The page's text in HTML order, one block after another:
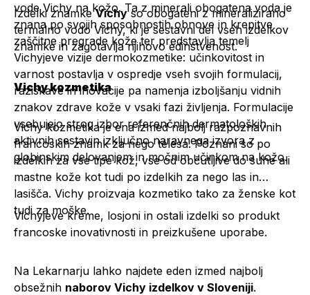
vode Vichy na kožo. Ta z minerali obogatena voda je
znana po svojih sposobnostih obnove in krepitve
zaščitne pregrade kože ter predstavlja temelj
Vichyjeve vizije dermokozmetike: učinkovitost in
varnost postavlja v ospredje vseh svojih formulacij,
raziskave in inovacije pa namenja izboljšanju vidnih
znakov zdrave kože v vsaki fazi življenja. Formulacije
vsebujejo strog izbor referenčnih dermatoloških
aktivnih sestavin izključno naravnega izvora z
globinskim delovanjem in močnim učinkom na kožo.
Izdelki znamkeVichyso obogateni z mineralizirano
termalno vodo Vichy, ki je sestavni del vseh izdelkov
znamke in zagotavlja njihovo edinstvenost.
Vichy kozmetika
Vichy kozmetika je ena izmed najbolj razpoznavnih
francoskih znamk za nego telesa. Poznani so po
izdelkih za vse tipe kož, vse od občutljive do suhe ali
mastne kože kot tudi po izdelkih za nego las in
lasišča. Vichy proizvaja kozmetiko tako za ženske kot
tudi za moške.
Vichyjeve kreme, losjoni in ostali izdelki so produkt
francoske inovativnosti in preizkušene uporabe.
Na Lekarnarju lahko najdete eden izmed najbolj
obsežnih naborov Vichy izdelkov v Sloveniji.